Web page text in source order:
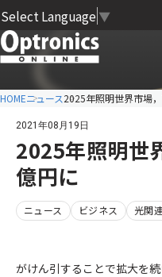
Select Language ▼
HOMEニュース2025年照明世界市場
2021年08月19日
2025年照明世
億円に
ニュース ビジネス 光関
がけん引することで拡大を